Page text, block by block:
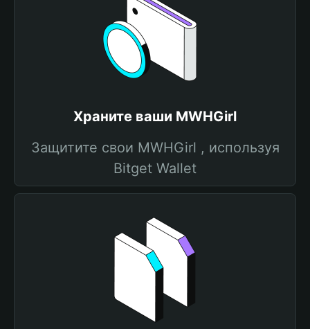
Храните ваши MWHGirl
Защитите свои MWHGirl , используя
Bitget Wallet